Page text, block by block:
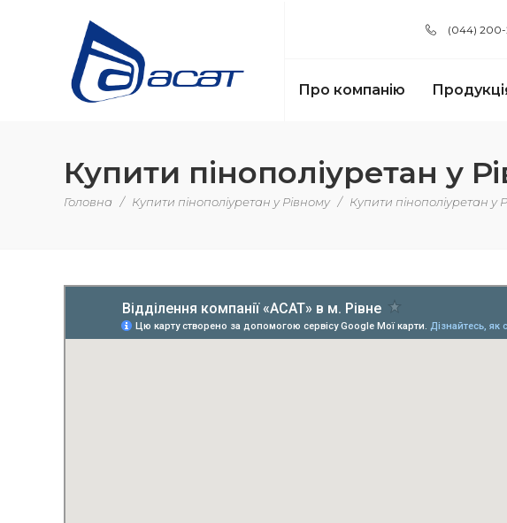
(044) 200-
Про компанію
Купити пінополіуретан у
Головна / Купити пінополіуретан у Рівному / Купити пінополіуретан у